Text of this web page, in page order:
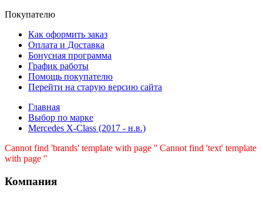
Покупателю
Как оформить заказ
Оплата и Доставка
Бонусная программа
График работы
Помощь покупателю
Перейти на старую версию сайта
Главная
Выбор по марке
Mercedes X-Class (2017 - н.в.)
Cannot find 'brands' template with page '' Cannot find 'text' template
with page ''
Компания